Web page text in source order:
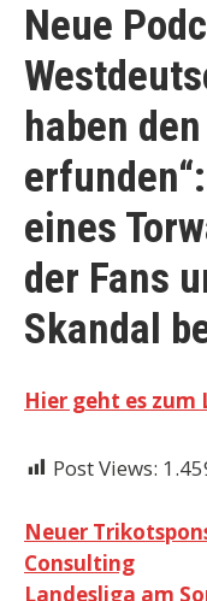
Neue
haben den
eines
der Fans
Skandal
Hier geht es
Post Views:
Neuer
Consulting
Landesliga am